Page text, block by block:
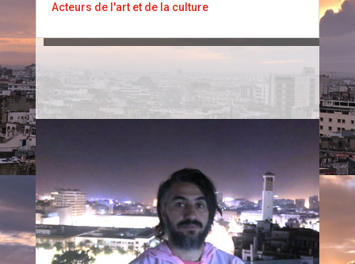
Acteurs de l'art et de la culture